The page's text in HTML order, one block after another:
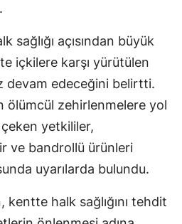
sağlığı açısından büyük
içkilere karşı yürütülen
devam edeceğini belirtti.
ölümcül zehirlenmelere yol
yetkililer,
ve bandrollü ürünleri
uyarılarda bulundu.
kentte halk sağlığını tehdit